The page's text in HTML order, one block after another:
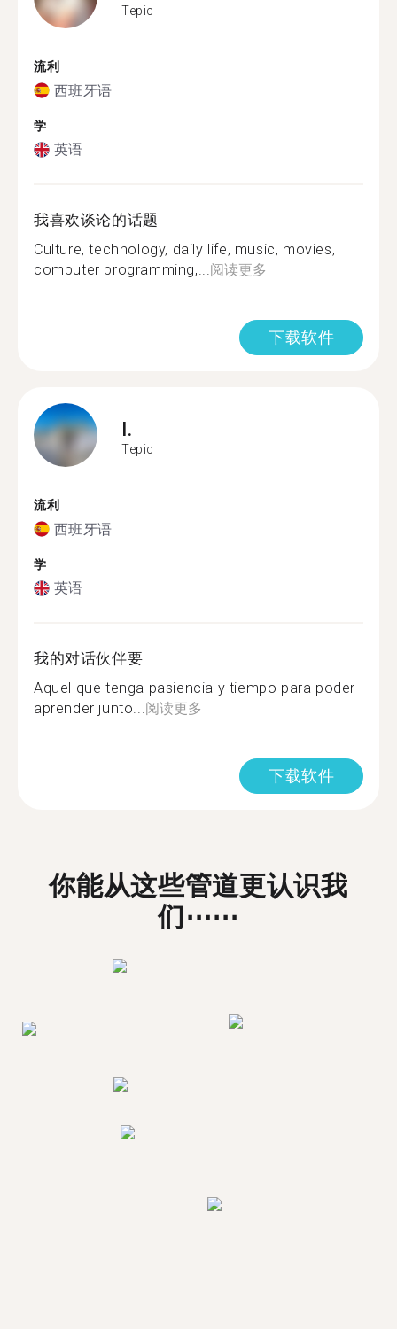
Tepic
流利
西班牙语
学
英语
我喜欢谈论的话题
Culture, technology, daily life, music, movies,
computer programming,...阅读更多
下载软件
I.
Tepic
流利
西班牙语
学
英语
我的对话伙伴要
Aquel que tenga pasiencia y tiempo para poder
aprender junto...阅读更多
下载软件
你能从这些管道更认识我
们⋯⋯